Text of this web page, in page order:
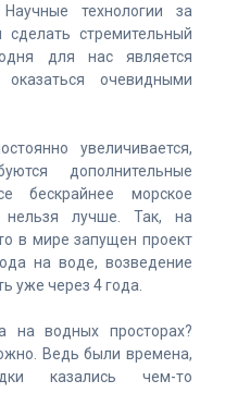
технологии за
стремительный
для нас является
очевидными
увеличивается,
дополнительные
бескрайнее морское
нельзя лучше. Так, на
в мире запущен проект
на воде, возведение
уже через 4 года.
на водных просторах?
Ведь были времена,
казались чем-то